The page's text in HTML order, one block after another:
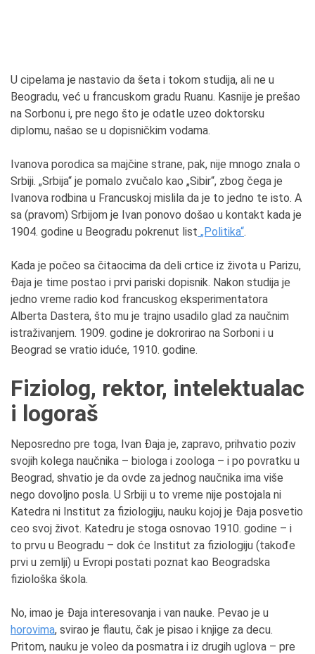
U cipelama je nastavio da šeta i tokom studija, ali ne u
Beogradu, već u francuskom gradu Ruanu. Kasnije je prešao
na Sorbonu i, pre nego što je odatle uzeo doktorsku
diplomu, našao se u dopisničkim vodama.
Ivanova porodica sa majčine strane, pak, nije mnogo znala o
Srbiji. „Srbija“ je pomalo zvučalo kao „Sibir“, zbog čega je
Ivanova rodbina u Francuskoj mislila da je to jedno te isto. A
sa (pravom) Srbijom je Ivan ponovo došao u kontakt kada je
1904. godine u Beogradu pokrenut list „Politika“.
Kada je počeo sa čitaocima da deli crtice iz života u Parizu,
Đaja je time postao i prvi pariski dopisnik. Nakon studija je
jedno vreme radio kod francuskog eksperimentatora
Alberta Dastera, što mu je trajno usadilo glad za naučnim
istraživanjem. 1909. godine je dokrorirao na Sorboni i u
Beograd se vratio iduće, 1910. godine.
Fiziolog, rektor, intelektualac
i logoraš
Neposredno pre toga, Ivan Đaja je, zapravo, prihvatio poziv
svojih kolega naučnika – biologa i zoologa – i po povratku u
Beograd, shvatio je da ovde za jednog naučnika ima više
nego dovoljno posla. U Srbiji u to vreme nije postojala ni
Katedra ni Institut za fiziologiju, nauku kojoj je Đaja posvetio
ceo svoj život. Katedru je stoga osnovao 1910. godine – i
to prvu u Beogradu – dok će Institut za fiziologiju (takođe
prvi u zemlji) u Evropi postati poznat kao Beogradska
fiziološka škola.
No, imao je Đaja interesovanja i van nauke. Pevao je u
horovima, svirao je flautu, čak je pisao i knjige za decu.
Pritom, nauku je voleo da posmatra i iz drugih uglova – pre